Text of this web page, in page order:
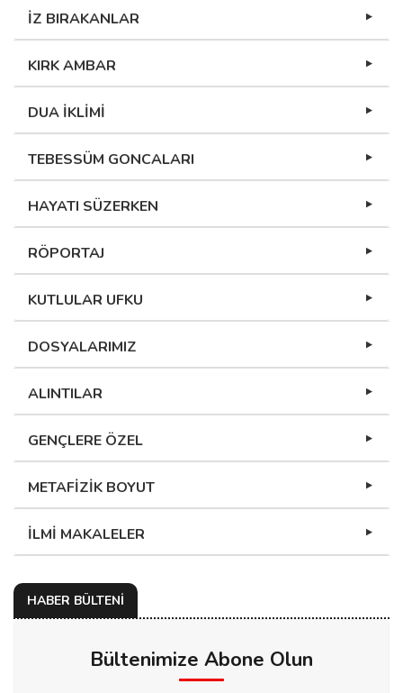
İZ BIRAKANLAR
KIRK AMBAR
DUA İKLİMİ
TEBESSÜM GONCALARI
HAYATI SÜZERKEN
RÖPORTAJ
KUTLULAR UFKU
DOSYALARIMIZ
ALINTILAR
GENÇLERE ÖZEL
METAFİZİK BOYUT
İLMİ MAKALELER
HABER BÜLTENİ
Bültenimize Abone Olun